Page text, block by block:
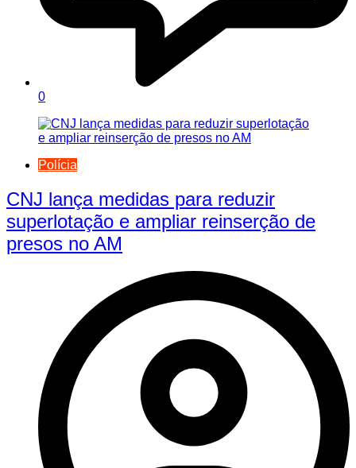
0
Polícia
CNJ lança medidas para reduzir
superlotação e ampliar reinserção de
presos no AM